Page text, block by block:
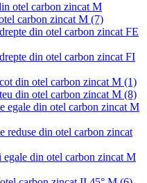
otel carbon zincat M
carbon zincat M (7)
din otel carbon zincat FE
din otel carbon zincat FI
din otel carbon zincat M (1)
din otel carbon zincat M (8)
egale din otel carbon zincat M
reduse din otel carbon zincat
din otel carbon zincat M